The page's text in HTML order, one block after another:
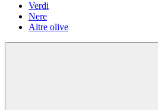
Verdi
Nere
Altre olive